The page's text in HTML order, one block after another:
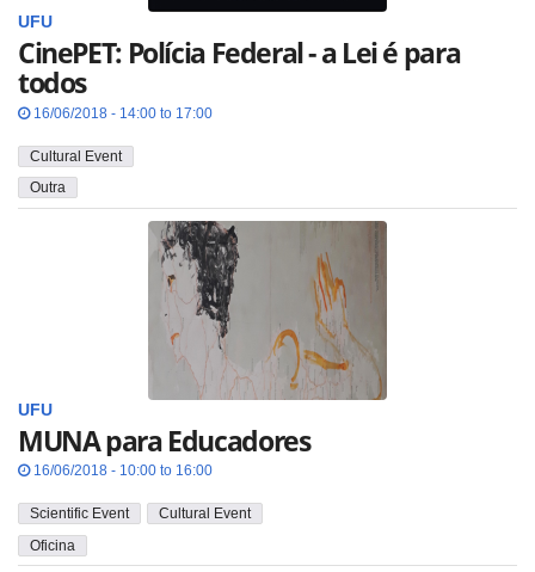
UFU
CinePET: Polícia Federal - a Lei é para
todos
16/06/2018 - 14:00 to 17:00
Cultural Event
Outra
UFU
MUNA para Educadores
16/06/2018 - 10:00 to 16:00
Scientific Event
Cultural Event
Oficina